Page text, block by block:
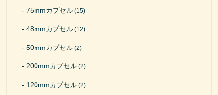
75mmカプセル (15)
48mmカプセル (12)
50mmカプセル (2)
200mmカプセル (2)
120mmカプセル (2)